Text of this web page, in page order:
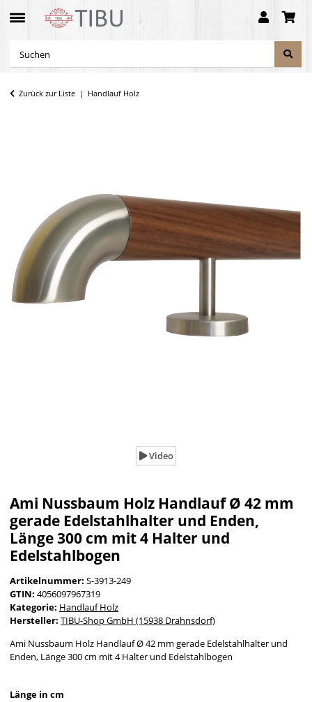
Zurück zur Liste Handlauf Holz
Video
Ami Nussbaum Holz Handlauf Ø 42 mm
gerade Edelstahlhalter und Enden,
Länge 300 cm mit 4 Halter und
Edelstahlbogen
Artikelnummer: S-3913-249
GTIN: 4056097967319
Kategorie: Handlauf Holz
Hersteller: TIBU-Shop GmbH (15938 Drahnsdorf)
Ami Nussbaum Holz Handlauf Ø 42 mm gerade Edelstahlhalter und
Enden, Länge 300 cm mit 4 Halter und Edelstahlbogen
Länge in cm